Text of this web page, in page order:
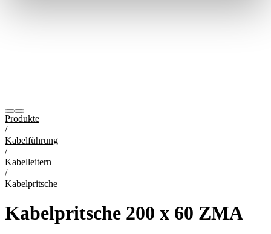
Produkte
/
Kabelführung
/
Kabelleitern
/
Kabelpritsche
Kabelpritsche 200 x 60 ZMA